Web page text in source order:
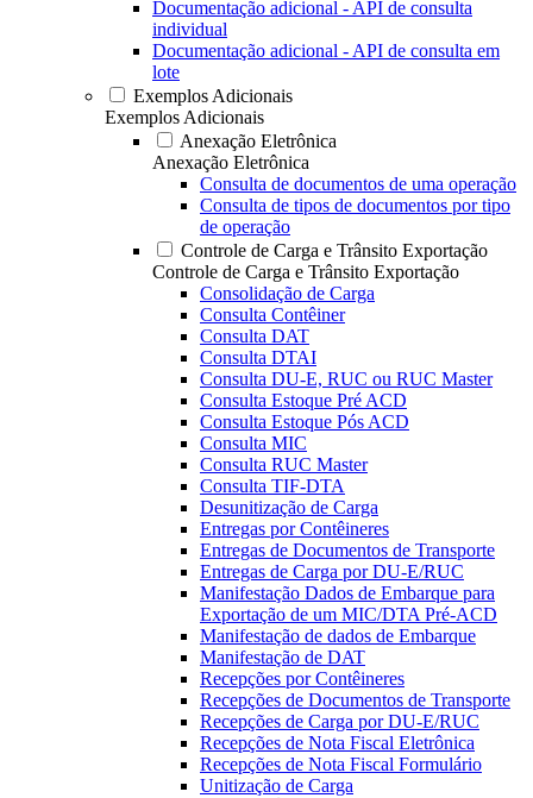
Documentação adicional - API de consulta
individual
Documentação adicional - API de consulta em
lote
Exemplos Adicionais
Exemplos Adicionais
Anexação Eletrônica
Anexação Eletrônica
Consulta de documentos de uma operação
Consulta de tipos de documentos por tipo
de operação
Controle de Carga e Trânsito Exportação
Controle de Carga e Trânsito Exportação
Consolidação de Carga
Consulta Contêiner
Consulta DAT
Consulta DTAI
Consulta DU-E, RUC ou RUC Master
Consulta Estoque Pré ACD
Consulta Estoque Pós ACD
Consulta MIC
Consulta RUC Master
Consulta TIF-DTA
Desunitização de Carga
Entregas por Contêineres
Entregas de Documentos de Transporte
Entregas de Carga por DU-E/RUC
Manifestação Dados de Embarque para
Exportação de um MIC/DTA Pré-ACD
Manifestação de dados de Embarque
Manifestação de DAT
Recepções por Contêineres
Recepções de Documentos de Transporte
Recepções de Carga por DU-E/RUC
Recepções de Nota Fiscal Eletrônica
Recepções de Nota Fiscal Formulário
Unitização de Carga